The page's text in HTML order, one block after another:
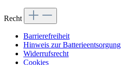
Recht
Barrierefreiheit
Hinweis zur Batterieentsorgung
Widerrufsrecht
Cookies